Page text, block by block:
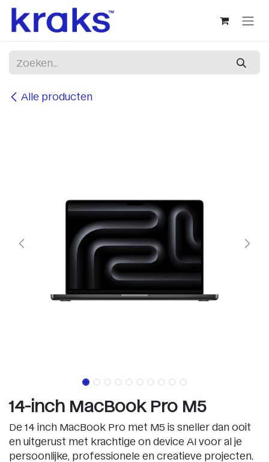
Overslaan naar inhoud
Alle producten
14-inch MacBook Pro M5
De 14 inch MacBook Pro met M5 is sneller dan ooit
en uitgerust met krachtige on device AI voor al je
persoonlijke, professionele en creatieve projecten.